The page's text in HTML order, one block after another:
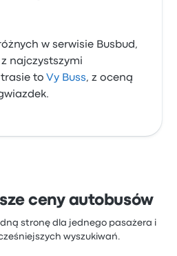
w serwisie Busbud,
najczystszymi
to Vy Buss, z oceną
ceny autobusów
stronę dla jednego pasażera i
wyszukiwań.